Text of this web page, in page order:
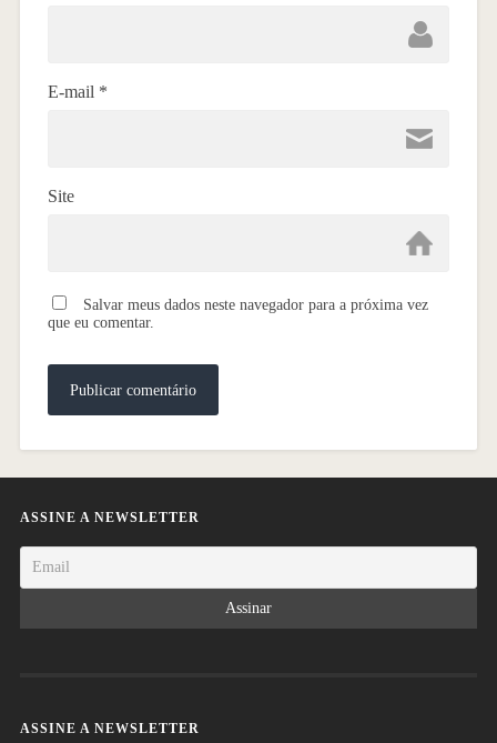
E-mail *
Site
Salvar meus dados neste navegador para a próxima vez
que eu comentar.
ASSINE A NEWSLETTER
ASSINE A NEWSLETTER